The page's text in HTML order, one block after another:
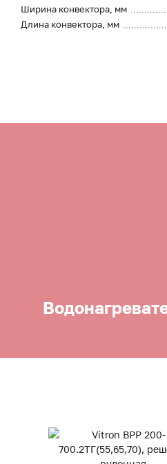
Ширина конвектора, мм
Длина конвектора, мм